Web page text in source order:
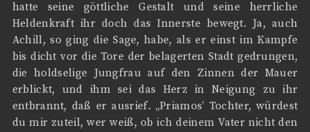
hatte seine göttliche Gestalt und seine herrliche
Heldenkraft ihr doch das Innerste bewegt. Ja, auch
Achill, so ging die Sage, habe, als er einst im Kampfe
bis dicht vor die Tore der belagerten Stadt gedrungen,
die holdselige Jungfrau auf den Zinnen der Mauer
erblickt, und ihm sei das Herz in Neigung zu ihr
entbrannt, daß er ausrief. „Priamos’ Tochter, würdest
du mir zuteil, wer weiß, ob ich deinem Vater nicht den